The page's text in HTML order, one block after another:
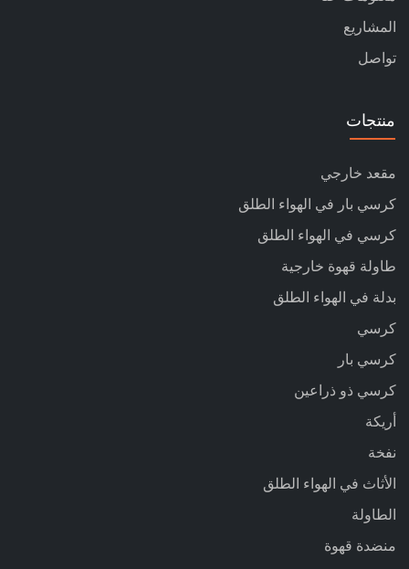
المشاريع
تواصل
منتجات
مقعد خارجي
كرسي بار في الهواء الطلق
كرسي في الهواء الطلق
طاولة قهوة خارجية
بدلة في الهواء الطلق
كرسي
كرسي بار
كرسي ذو ذراعين
أريكة
نفخة
الأثاث في الهواء الطلق
الطاولة
منضدة قهوة